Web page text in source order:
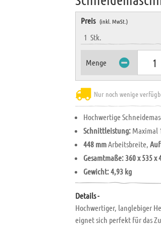
Preis (inkl. MwSt.)
1Stk.
Menge
Nur noch wenige
Hochwertige
Schnittleistung: Maximal
448 mmArbeitsbreite,
Gesamtmaße: 360 x 535 x
Gewicht:4,93 kg
Details -
Hochwertiger, langlebiger
eignet sich perfekt für das